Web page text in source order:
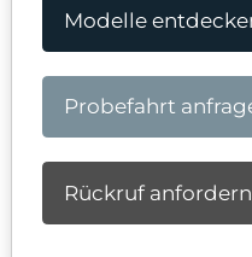
Modelle
Probefahrt
Rückruf anfordern